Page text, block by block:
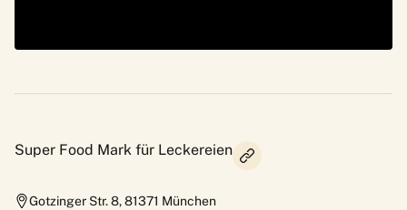
Super Food Mark für Leckereien
Gotzinger Str. 8,81371 München